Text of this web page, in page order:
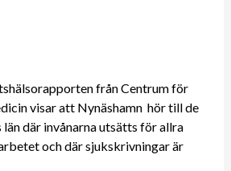
från Centrum för
visar att Nynäshamn hör till de
där invånarna utsätts för allra
och där sjukskrivningar är